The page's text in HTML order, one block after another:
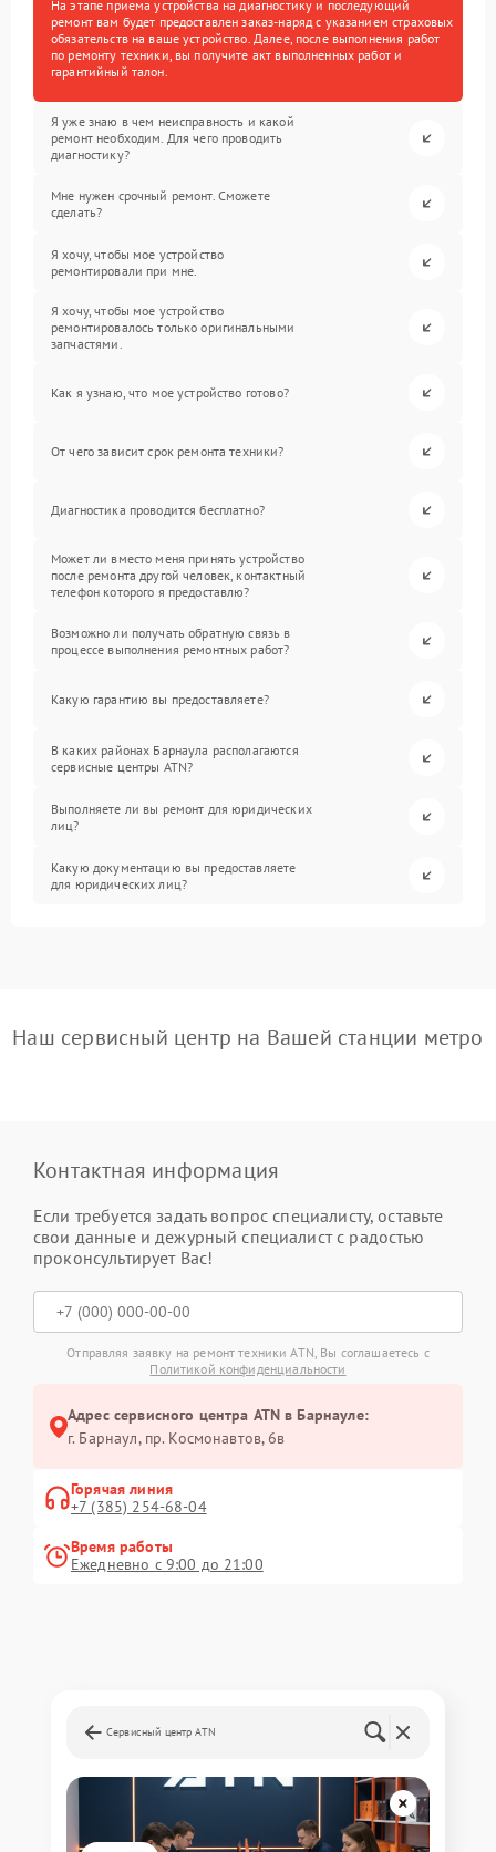
На этапе приема устройства на диагностику и последующий
ремонт вам будет предоставлен заказ-наряд с указанием страховых
обязательств на ваше устройство. Далее, после выполнения работ
по ремонту техники, вы получите акт выполненных работ и
гарантийный талон.
Я уже знаю в чем неисправность и какой
ремонт необходим. Для чего проводить
диагностику?
Мне нужен срочный ремонт. Сможете
сделать?
Я хочу, чтобы мое устройство
ремонтировали при мне.
Я хочу, чтобы мое устройство
ремонтировалось только оригинальными
запчастями.
Как я узнаю, что мое устройство готово?
От чего зависит срок ремонта техники?
Диагностика проводится бесплатно?
Может ли вместо меня принять устройство
после ремонта другой человек, контактный
телефон которого я предоставлю?
Возможно ли получать обратную связь в
процессе выполнения ремонтных работ?
Какую гарантию вы предоставляете?
В каких районах Барнаула располагаются
сервисные центры ATN?
Выполняете ли вы ремонт для юридических
лиц?
Какую документацию вы предоставляете
для юридических лиц?
Наш сервисный центр на Вашей станции метро
Контактная информация
Если требуется задать вопрос специалисту, оставьте
свои данные и дежурный специалист с радостью
проконсультирует Вас!
Отправляя заявку на ремонт техники ATN, Вы соглашаетесь с
Политикой конфиденциальности
Адрес сервисного центра ATN в Барнауле:
г. Барнаул, ​пр. Космонавтов, 6в
Горячая линия
+7 (385) 254-68-04
Время работы
Ежедневно с 9:00 до 21:00
Сервисный центр ATN